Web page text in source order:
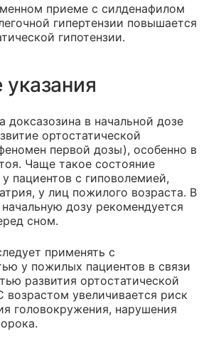
приеме с силденафилом
гипертензии повышается
гипотензии.
доксазозина в начальной дозе
ортостатической
первой дозы), особенно в
Чаще такое состояние
пациентов с гиповолемией,
у лиц пожилого возраста. В
дозу рекомендуется
сном.
применять с
у пожилых пациентов в связи
развития ортостатической
возрастом увеличивается риск
головокружения, нарушения